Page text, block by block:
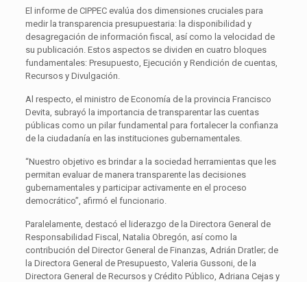
El informe de CIPPEC evalúa dos dimensiones cruciales para
medir la transparencia presupuestaria: la disponibilidad y
desagregación de información fiscal, así como la velocidad de
su publicación. Estos aspectos se dividen en cuatro bloques
fundamentales: Presupuesto, Ejecución y Rendición de cuentas,
Recursos y Divulgación.
Al respecto, el ministro de Economía de la provincia Francisco
Devita, subrayó la importancia de transparentar las cuentas
públicas como un pilar fundamental para fortalecer la confianza
de la ciudadanía en las instituciones gubernamentales.
“Nuestro objetivo es brindar a la sociedad herramientas que les
permitan evaluar de manera transparente las decisiones
gubernamentales y participar activamente en el proceso
democrático”, afirmó el funcionario.
Paralelamente, destacó el liderazgo de la Directora General de
Responsabilidad Fiscal, Natalia Obregón, así como la
contribución del Director General de Finanzas, Adrián Dratler; de
la Directora General de Presupuesto, Valeria Gussoni, de la
Directora General de Recursos y Crédito Público, Adriana Cejas y